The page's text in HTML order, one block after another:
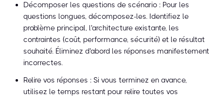
Décomposer les questions de scénario : Pour les
questions longues, décomposez-les. Identifiez le
problème principal, l'architecture existante, les
contraintes (coût, performance, sécurité) et le résultat
souhaité. Éliminez d'abord les réponses manifestement
incorrectes.
Relire vos réponses : Si vous terminez en avance,
utilisez le temps restant pour relire toutes vos